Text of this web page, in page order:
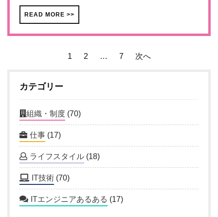
READ MORE >>
投
ー
シ
ョ
ン
1 2 … 7 次へ
カテゴリー
組織・制度 (70)
仕事 (17)
ライフスタイル (18)
IT技術 (70)
ITエンジニアあるある (17)